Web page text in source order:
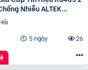
Nhiễu ALTEK
| Đồng Nguyên Chất
Chống Nhiễu Tối
5 ngày
26